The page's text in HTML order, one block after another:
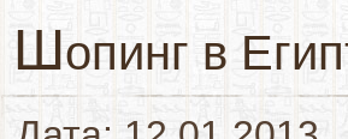
Шопинг в